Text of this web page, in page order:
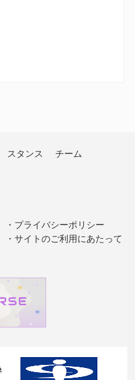
スタンス チーム
プライバシーポリシー
サイトのご利用にあたって